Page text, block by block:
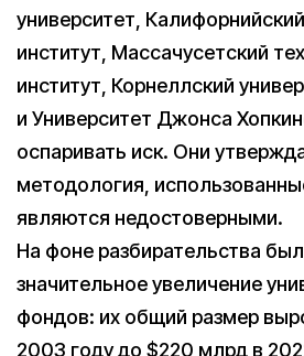
университет,
институт, Массачусетский
институт, Корнеллский
и Университет Джонса
оспаривать иск. Они
методология,
являются недостоверными.
На фоне разбирательства
значительное увеличение
фондов: их общий размер
2003 году до $220 млрд в